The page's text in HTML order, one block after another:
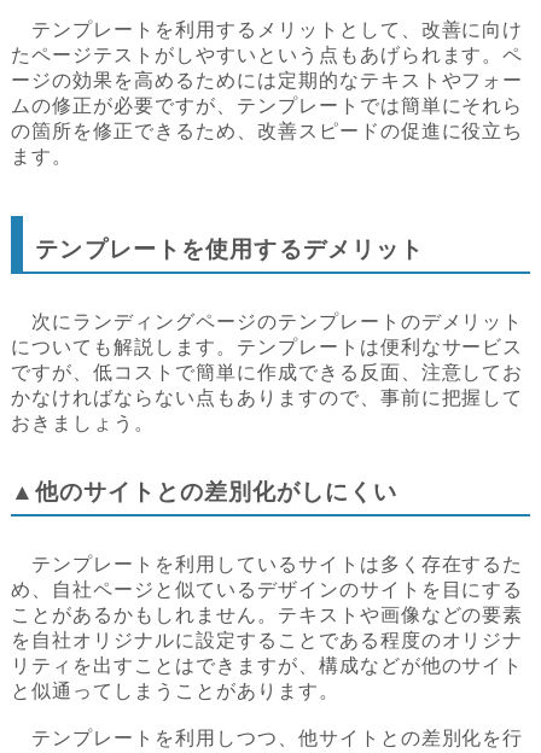
テンプレートを利用するメリットとして、改善に向け
たページテストがしやすいという点もあげられます。ペ
ージの効果を高めるためには定期的なテキストやフォー
ムの修正が必要ですが、テンプレートでは簡単にそれら
の箇所を修正できるため、改善スピードの促進に役立ち
ます。
テンプレートを使用するデメリット
次にランディングページのテンプレートのデメリット
についても解説します。テンプレートは便利なサービス
ですが、低コストで簡単に作成できる反面、注意してお
かなければならない点もありますので、事前に把握して
おきましょう。
▲他のサイトとの差別化がしにくい
テンプレートを利用しているサイトは多く存在するた
め、自社ページと似ているデザインのサイトを目にする
ことがあるかもしれません。テキストや画像などの要素
を自社オリジナルに設定することである程度のオリジナ
リティを出すことはできますが、構成などが他のサイト
と似通ってしまうことがあります。
テンプレートを利用しつつ、他サイトとの差別化を行